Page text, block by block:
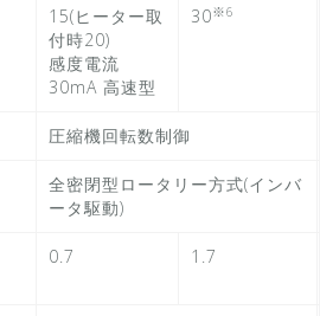
15(ヒーター取
付時20)
感度電流
30mA 高速型
30※6
圧縮機回転数制御
全密閉型ロータリー方式(インバ
ータ駆動)
0.7 1.7